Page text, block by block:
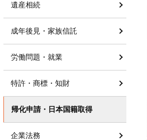
遺産相続
成年後見・家族信託
労働問題・就業
特許・商標・知財
帰化申請・日本国籍取得
企業法務